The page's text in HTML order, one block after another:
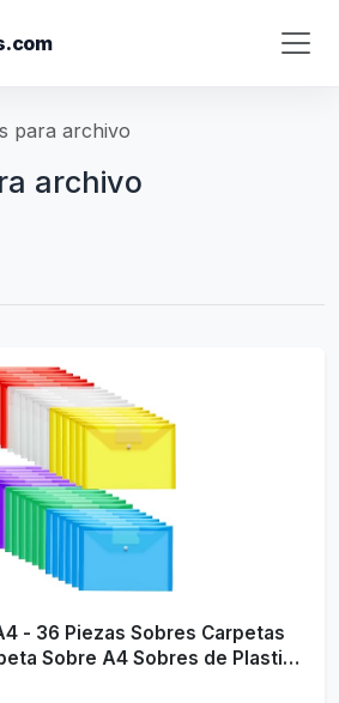
para archivo
archivo
- 36 Piezas Sobres Carpetas
Sobre A4 Sobres de Plastico